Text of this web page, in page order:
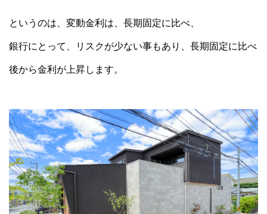
というのは、変動金利は、長期固定に比べ、
銀行にとって、リスクが少ない事もあり、長期固定に比べ
後から金利が上昇します。